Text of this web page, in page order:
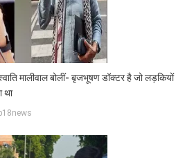
मालीवाल बोलीं- बृजभूषण डॉक्टर है जो लड़कियों
था